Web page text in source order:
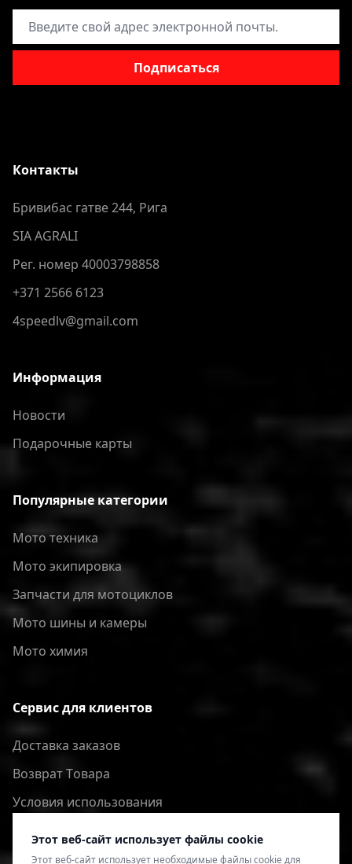
Этот веб-сайт использует файлы cookie
Этот веб-сайт использует необходимые файлы cookie для
Адрес электронной почты
Подписаться
Контакты
Бривибас гатве 244, Рига
SIA AGRALI
Рег. номер 40003798858
+371 2566 6123
4speedlv@gmail.com
Информация
Новости
Подарочные карты
Популярные категории
Мото техника
Мото экипировка
Запчасти для мотоциклов
Мото шины и камеры
Мото химия
Сервис для клиентов
Доставка заказов
Bозврат Tовара
Условия использования
Политика конфиденциальности